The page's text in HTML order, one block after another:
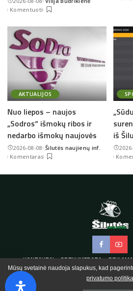
Posted
by
Komentuoti
AKTUALIJOS
Nuo liepos – naujos
„Sodros“ išmokų ribos ir
nedarbo išmokų naujovės
2026-08-08Posted
by
Šilutės naujienų inf.
Komentaras
iš
KONTAKTAI PRENUMERATA REKLAMA
Mūsų svetainė naudoja slapukus, kad
privatumo politiką